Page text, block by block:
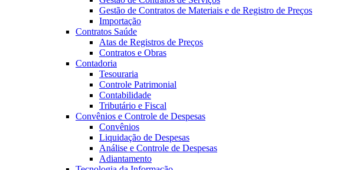
Gestão de Contratos de Materiais e de Registro de Preços
Importação
Contratos Saúde
Atas de Registros de Preços
Contratos e Obras
Contadoria
Tesouraria
Controle Patrimonial
Contabilidade
Tributário e Fiscal
Convênios e Controle de Despesas
Convênios
Liquidação de Despesas
Análise e Controle de Despesas
Adiantamento